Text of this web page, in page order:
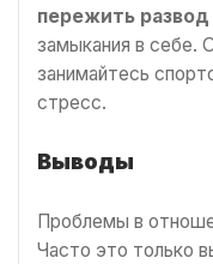
пережить
замыкания в себе.
занимайтесь
стресс.
Выводы
Проблемы в
Часто это только